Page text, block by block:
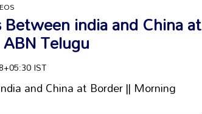
india and China at
Telugu
IST
and China at Border || Morning